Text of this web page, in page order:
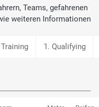
Teams, gefahrenen
weiteren Informationen
1. Qualifying